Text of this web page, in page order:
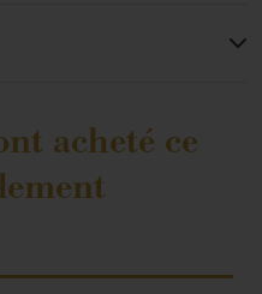
acheté ce